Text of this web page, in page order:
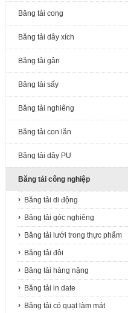
Băng tải cong
Băng tải dây xích
Băng tải gân
Băng tải sấy
Băng tải nghiêng
Băng tải con lăn
Băng tải dây PU
Băng tải công nghiệp
Băng tải di động
Băng tải góc nghiêng
Băng tải lưới trong thực phẩm
Băng tải đôi
Băng tải hàng nặng
Băng tải in date
Băng tải có quạt làm mát